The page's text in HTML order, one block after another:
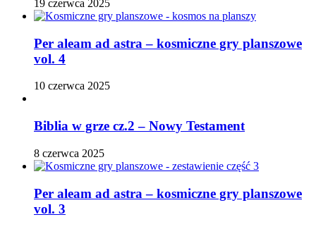
19 czerwca 2025
Per aleam ad astra – kosmiczne gry planszowe
vol. 4
10 czerwca 2025
Biblia w grze cz.2 – Nowy Testament
8 czerwca 2025
Per aleam ad astra – kosmiczne gry planszowe
vol. 3